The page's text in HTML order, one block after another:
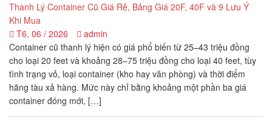
Thanh Lý Container Cũ Giá Rẻ, Bảng Giá 20F, 40F và 9 Lưu Ý
Khi Mua
T6, 06 / 2026
admin
Container cũ thanh lý hiện có giá phổ biến từ 25–43 triệu đồng
cho loại 20 feet và khoảng 28–75 triệu đồng cho loại 40 feet, tùy
tình trạng vỏ, loại container (kho hay văn phòng) và thời điểm
hãng tàu xả hàng. Mức này chỉ bằng khoảng một phần ba giá
container đóng mới, […]